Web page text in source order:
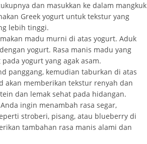
dan masukkan ke dalam mangkuk
Greek yogurt untuk tekstur yang
lebih tinggi.
madu murni di atas yogurt. Aduk
yogurt. Rasa manis madu yang
yogurt yang agak asam.
panggang, kemudian taburkan di atas
akan memberikan tekstur renyah dan
dan lemak sehat pada hidangan.
Anda ingin menambah rasa segar,
stroberi, pisang, atau blueberry di
tambahan rasa manis alami dan